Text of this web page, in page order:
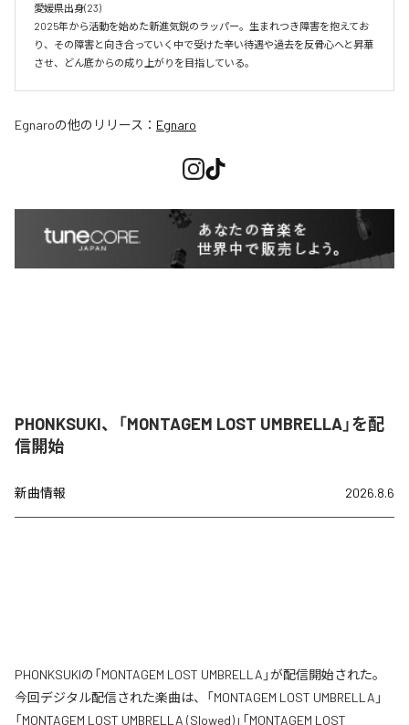
愛媛県出身(23)
2025年から活動を始めた新進気鋭のラッパー。生まれつき障害を抱えてお
り、その障害と向き合っていく中で受けた辛い待遇や過去を反骨心へと昇華
させ、どん底からの成り上がりを目指している。
Egnaroの他のリリース： Egnaro
PHONKSUKI、「MONTAGEM LOST UMBRELLA」を配
信開始
新曲情報 2026.8.6
PHONKSUKIの「MONTAGEM LOST UMBRELLA」が配信開始された。
今回デジタル配信された楽曲は、「MONTAGEM LOST UMBRELLA」
「MONTAGEM LOST UMBRELLA (Slowed)」「MONTAGEM LOST